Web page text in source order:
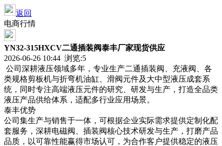
返回
电商行情
YN32-315HXCV二通插装阀泰丰厂家现货供应
2026-06-26 10:44 浏览:5
公司深耕液压领域多年，专业生产二通插装阀、充液阀、各
类规格剪板机与折弯机油缸、滑阀元件及大中型液压成套系
统，同时专注高端液压元件的研究、研发与生产，打造全品类
液压产品供给体系，适配多行业应用场景。
泰丰优势
公司集生产与销售于一体，可根据企业实际需求提供定制化配
套服务，深耕电磁阀、插装阀核心技术研发与生产，打磨产品
品质，以可靠性能赢得市场认可，为合作客户提供稳定的液压